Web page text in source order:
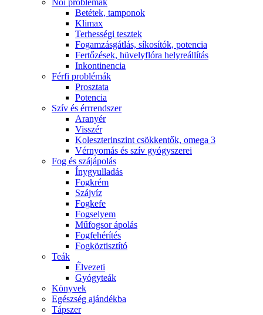
Női problémák
Betétek, tamponok
Klimax
Terhességi tesztek
Fogamzásgátlás, síkosítók, potencia
Fertőzések, hüvelyflóra helyreállítás
Inkontinencia
Férfi problémák
Prosztata
Potencia
Szív és érrrendszer
Aranyér
Visszér
Koleszterinszint csökkentők, omega 3
Vérnyomás és szív gyógyszerei
Fog és szájápolás
Í́nygyulladás
Fogkrém
Szájvíz
Fogkefe
Fogselyem
Műfogsor ápolás
Fogfehérítés
Fogköztisztító
Teák
É́lvezeti
Gyógyteák
Könyvek
Egészség ajándékba
Tápszer